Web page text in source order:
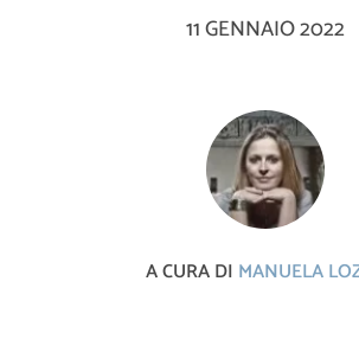
11 GENNAIO 2022
A CURA DI MANUELA